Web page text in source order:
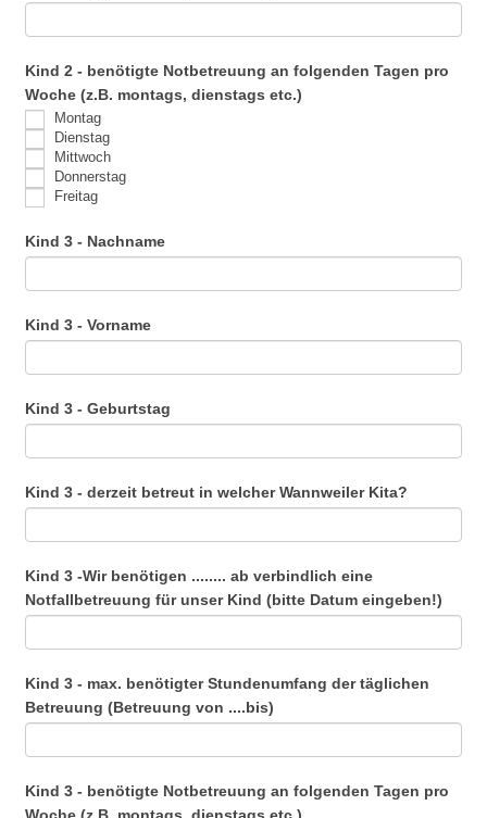
Kind 2 - benötigte Notbetreuung an folgenden Tagen pro
Woche (z.B. montags, dienstags etc.)
Montag
Dienstag
Mittwoch
Donnerstag
Freitag
Kind 3 - Nachname
Kind 3 - Vorname
Kind 3 - Geburtstag
Kind 3 - derzeit betreut in welcher Wannweiler Kita?
Kind 3 -Wir benötigen ........ ab verbindlich eine
Notfallbetreuung für unser Kind (bitte Datum eingeben!)
Kind 3 - max. benötigter Stundenumfang der täglichen
Betreuung (Betreuung von ....bis)
Kind 3 - benötigte Notbetreuung an folgenden Tagen pro